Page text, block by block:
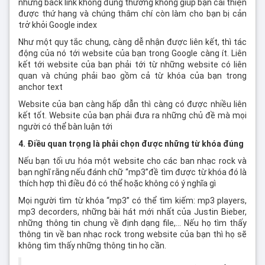
những back link không đúng thường không giúp bạn cải thiện
được thứ hạng và chúng thâm chí còn làm cho bạn bị cản
trở khỏi Google index
Như một quy tắc chung, càng dễ nhận được liên kết, thì tác
động của nó tới website của bạn trong Google càng ít. Liên
kết tới website của bạn phải tới từ những website có liên
quan và chúng phải bao gồm cả từ khóa của bạn trong
anchor text
Website của bạn càng hấp dẫn thì càng có được nhiều liên
kết tốt. Website của bạn phải đưa ra những chủ đề mà mọi
người có thể bàn luận tới
4. Điều quan trọng là phải chọn được những từ khóa đúng
Nếu bạn tối ưu hóa một website cho các ban nhạc rock và
bạn nghĩ rằng nếu đánh chữ “mp3”đề tìm được từ khóa đó là
thích hợp thì điều đó có thể hoặc không có ý nghĩa gì
Mọi người tìm từ khóa “mp3” có thể tìm kiếm: mp3 players,
mp3 decorders, những bài hát mới nhất của Justin Bieber,
những thông tin chung về định dạng file,… Nếu họ tìm thấy
thông tin về ban nhạc rock trong website của bạn thì họ sẽ
không tìm thấy những thông tin họ cần.